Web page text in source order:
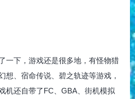
一下，游戏还是很多地，有怪物猎
想、宿命传说、碧之轨迹等游戏，
机还自带了FC、GBA、街机模拟